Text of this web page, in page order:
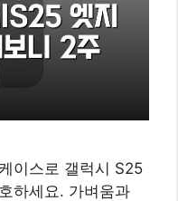
이스로 갤럭시 S25
하세요. 가벼움과